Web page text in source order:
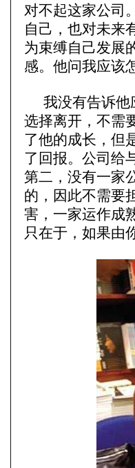
对不起这家公司
自己，也对未来
为束缚自己发展
感。他问我应该
我没有告诉他
选择离开，不需
了他的成长，但
了回报。公司给
第二，没有一家
的，因此不需要
害，一家运作成
只在于，如果由